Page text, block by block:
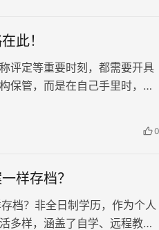
此！
评定等重要时刻，都需要开具
保管，而是在自己手里时，如
0
样存档？
？非全日制学历，作为个人
多样，涵盖了自学、远程教